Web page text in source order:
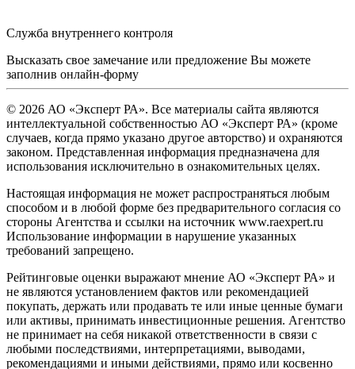
Служба внутреннего контроля
Высказать свое замечание или предложение Вы можете
заполнив онлайн-форму
© 2026 АО «Эксперт РА». Все материалы сайта являются
интеллектуальной собственностью АО «Эксперт РА» (кроме
случаев, когда прямо указано другое авторство) и охраняются
законом. Представленная информация предназначена для
использования исключительно в ознакомительных целях.
Настоящая информация не может распространяться любым
способом и в любой форме без предварительного согласия со
стороны Агентства и ссылки на источник www.raexpert.ru
Использование информации в нарушение указанных
требований запрещено.
Рейтинговые оценки выражают мнение АО «Эксперт РА» и
не являются установлением фактов или рекомендацией
покупать, держать или продавать те или иные ценные бумаги
или активы, принимать инвестиционные решения. Агентство
не принимает на себя никакой ответственности в связи с
любыми последствиями, интерпретациями, выводами,
рекомендациями и иными действиями, прямо или косвенно